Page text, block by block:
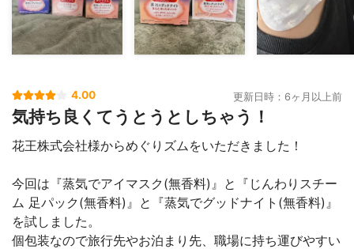
4.00 更新日時：6ヶ月以上前
気持ち良くてうとうとしちゃう！
花王株式会社様からめぐりズムをいただきました！
今回は『蒸気でアイマスク(無香料)』と『じんわりスチー
ム 足パック(無香料)』と『蒸気でグッドナイト(無香料)』
を試しました。
個包装なので旅行先やお泊まり先、職場に持ち運びやすい